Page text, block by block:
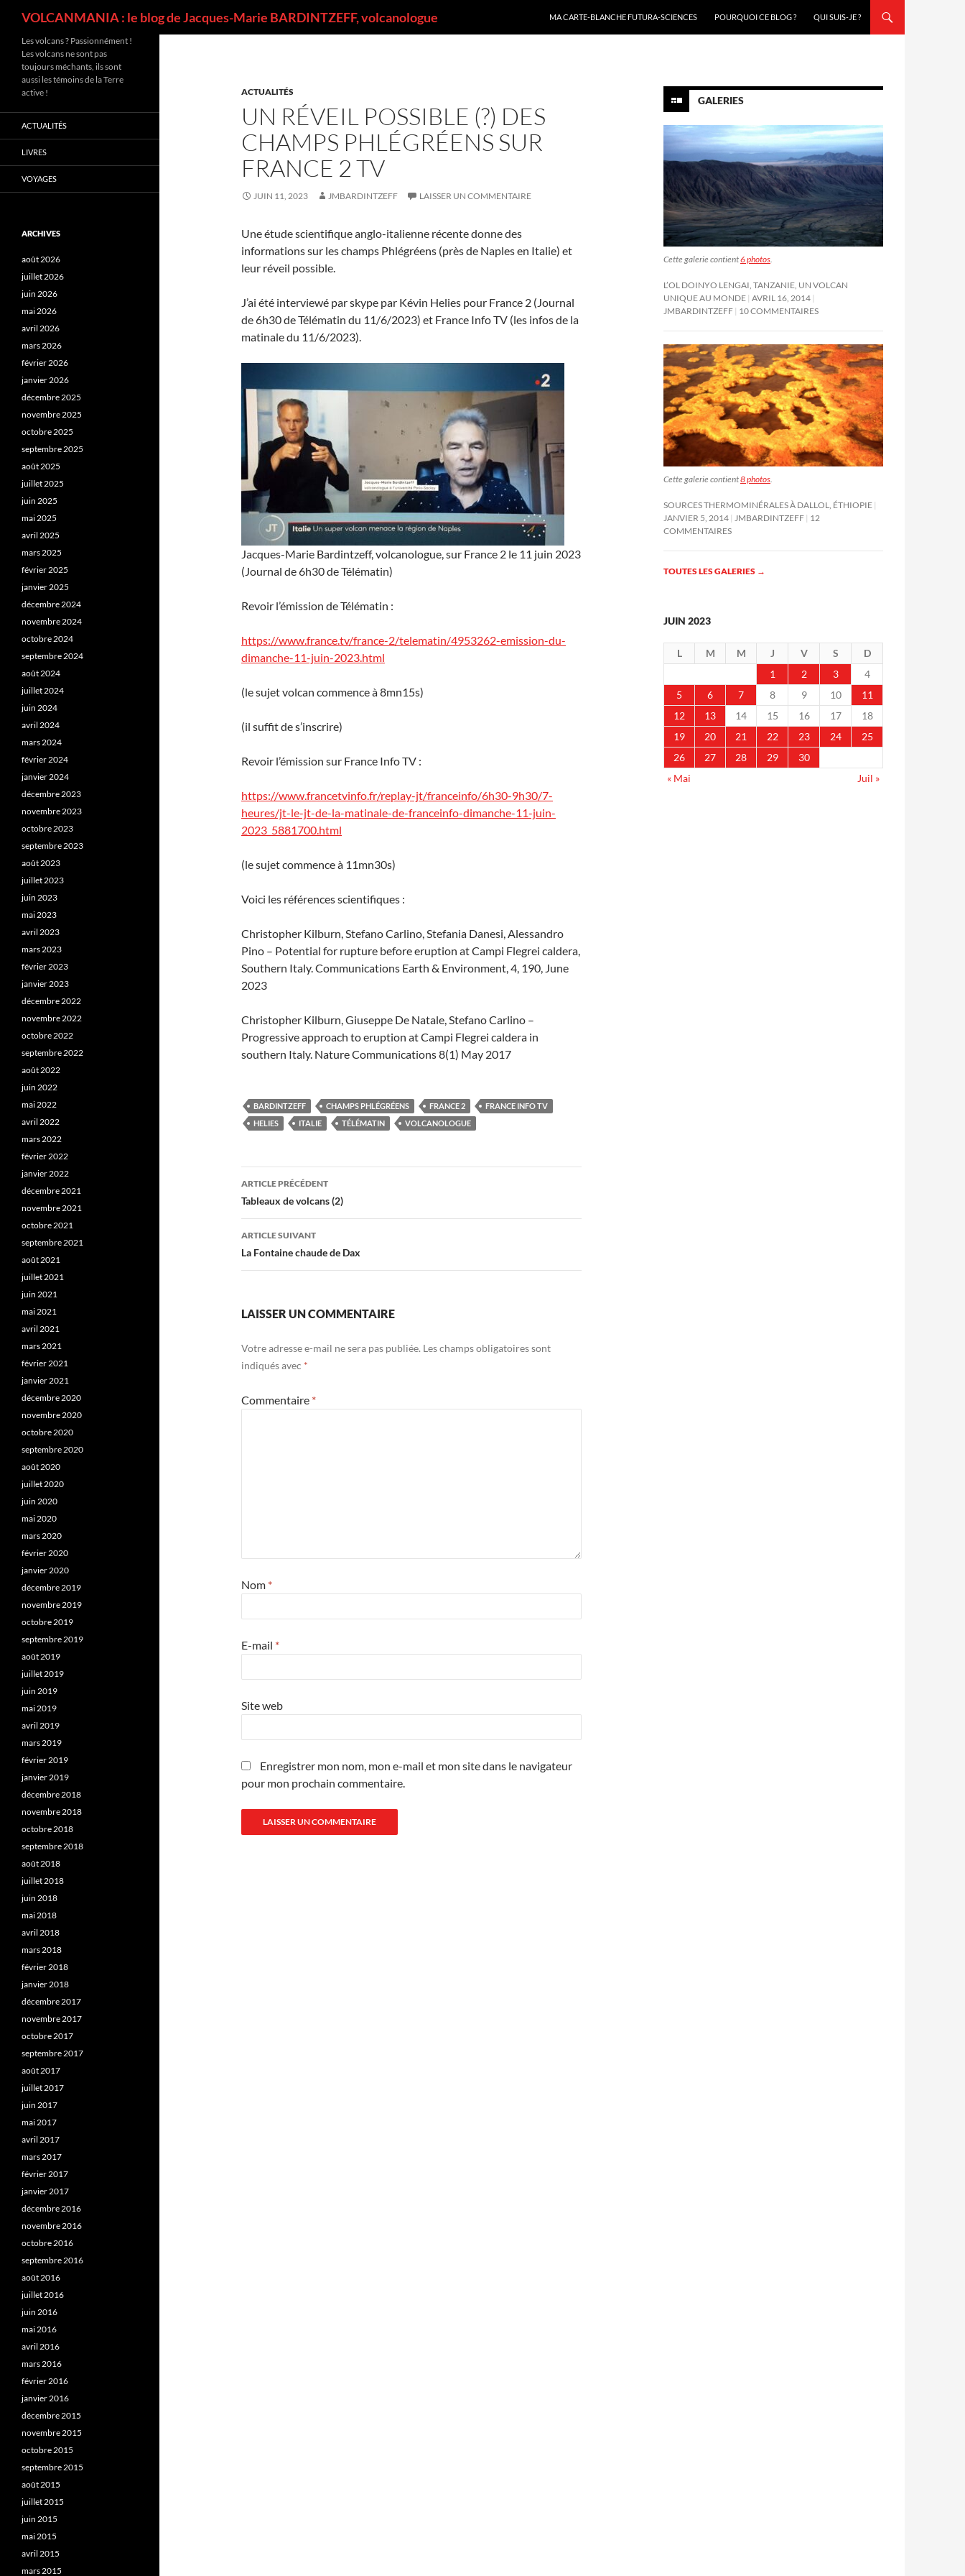
VOLCANMANIA : le blog de Jacques-Marie BARDINTZEFF, volcanologue
MA CARTE-BLANCHE FUTURA-SCIENCES
POURQUOI CE BLOG ? QUI SUIS-JE ?
ACTUALITÉS
UN RÉVEIL POSSIBLE (?) DES
CHAMPS PHLÉGRÉENS SUR
FRANCE 2 TV
JUIN 11, 2023 JMBARDINTZEFF LAISSER UN COMMENTAIRE
Une étude scientifique anglo-italienne récente donne des
informations sur les champs Phlégréens (près de Naples en Italie) et
leur réveil possible.
J’ai été interviewé par skype par Kévin Helies pour France 2 (Journal
de 6h30 de Télématin du 11/6/2023) et France Info TV (les infos de la
matinale du 11/6/2023).
Jacques-Marie Bardintzeff, volcanologue, sur France 2 le 11 juin 2023
(Journal de 6h30 de Télématin)
Revoir l’émission de Télématin :
https://www.france.tv/france-2/telematin/4953262-emission-du-
dimanche-11-juin-2023.html
(le sujet volcan commence à 8mn15s)
(il suffit de s’inscrire)
Revoir l’émission sur France Info TV :
https://www.francetvinfo.fr/replay-jt/franceinfo/6h30-9h30/7-
heures/jt-le-jt-de-la-matinale-de-franceinfo-dimanche-11-juin-
2023_5881700.html
(le sujet commence à 11mn30s)
Voici les références scientifiques :
Christopher Kilburn, Stefano Carlino, Stefania Danesi, Alessandro
Pino – Potential for rupture before eruption at Campi Flegrei caldera,
Southern Italy. Communications Earth & Environment, 4, 190, June
2023
Christopher Kilburn, Giuseppe De Natale, Stefano Carlino –
Progressive approach to eruption at Campi Flegrei caldera in
southern Italy. Nature Communications 8(1) May 2017
BARDINTZEFF CHAMPS PHLÉGRÉENS FRANCE 2
FRANCE INFO TV
HELIES
ITALIE TÉLÉMATIN VOLCANOLOGUE
Navigation
des
articles
ARTICLE PRÉCÉDENT
Tableaux de volcans (2)
ARTICLE SUIVANT
La Fontaine chaude de Dax
LAISSER UN COMMENTAIRE
Votre adresse e-mail ne sera pas publiée. Les champs obligatoires sont
indiqués avec *
Commentaire *
Nom *
E-mail *
Site web
Enregistrer mon nom, mon e-mail et mon site dans le navigateur
pour mon prochain commentaire.
GALERIES
Cette galerie contient6 photos.
L’OL DOINYO LENGAI, TANZANIE, UN VOLCAN
UNIQUE AU MONDE AVRIL 16, 2014
JMBARDINTZEFF 10 COMMENTAIRES
Cette galerie contient8 photos
SOURCES THERMOMINÉRALES À DALLOL, ÉTHIOPIE
JANVIER 5, 2014
JMBARDINTZEFF 12
COMMENTAIRES
TOUTES LES GALERIES →
JUIN 2023
L M M J V S
D
1
2 3
4
5
6 7 8 9 10
11
12
13 14 15 16 17
18
19
20 21 22 23 24
25
26
27 28 29
30
« Mai
Juil »
Les volcans ? Passionnément !
Les volcans ne sont pas
toujours méchants, ils sont
aussi les témoins de la Terre
active !
ACTUALITÉS
LIVRES
VOYAGES
ARCHIVES
août 2026
juillet 2026
juin 2026
mai 2026
avril 2026
mars 2026
février 2026
janvier 2026
décembre 2025
novembre 2025
octobre 2025
septembre 2025
août 2025
juillet 2025
juin 2025
mai 2025
avril 2025
mars 2025
février 2025
janvier 2025
décembre 2024
novembre 2024
octobre 2024
septembre 2024
août 2024
juillet 2024
juin 2024
avril 2024
mars 2024
février 2024
janvier 2024
décembre 2023
novembre 2023
octobre 2023
septembre 2023
août 2023
juillet 2023
juin 2023
mai 2023
avril 2023
mars 2023
février 2023
janvier 2023
décembre 2022
novembre 2022
octobre 2022
septembre 2022
août 2022
juin 2022
mai 2022
avril 2022
mars 2022
février 2022
janvier 2022
décembre 2021
novembre 2021
octobre 2021
septembre 2021
août 2021
juillet 2021
juin 2021
mai 2021
avril 2021
mars 2021
février 2021
janvier 2021
décembre 2020
novembre 2020
octobre 2020
septembre 2020
août 2020
juillet 2020
juin 2020
mai 2020
mars 2020
février 2020
janvier 2020
décembre 2019
novembre 2019
octobre 2019
septembre 2019
août 2019
juillet 2019
juin 2019
mai 2019
avril 2019
mars 2019
février 2019
janvier 2019
décembre 2018
novembre 2018
octobre 2018
septembre 2018
août 2018
juillet 2018
juin 2018
mai 2018
avril 2018
mars 2018
février 2018
janvier 2018
décembre 2017
novembre 2017
octobre 2017
septembre 2017
août 2017
juillet 2017
juin 2017
mai 2017
avril 2017
mars 2017
février 2017
janvier 2017
décembre 2016
novembre 2016
octobre 2016
septembre 2016
août 2016
juillet 2016
juin 2016
mai 2016
avril 2016
mars 2016
février 2016
janvier 2016
décembre 2015
novembre 2015
octobre 2015
septembre 2015
août 2015
juillet 2015
juin 2015
mai 2015
avril 2015
mars 2015